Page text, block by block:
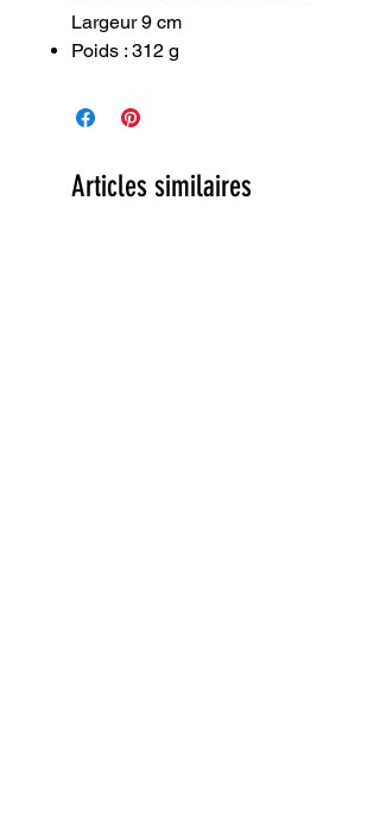
Largeur 9 cm
Poids : 312 g
Articles similaires